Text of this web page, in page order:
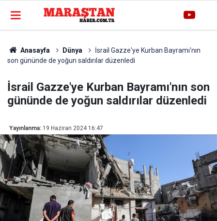
Anasayfa Dünya
İsrail Gazze'ye Kurban Bayramı'nın
son gününde de yoğun saldırılar düzenledi
İsrail Gazze'ye Kurban Bayramı'nın son
gününde de yoğun saldırılar düzenledi
Yayınlanma: 19 Haziran 2024 16:47